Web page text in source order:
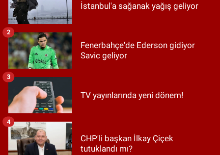
İstanbul'a sağanak yağış geliyor
Fenerbahçe'de Ederson gidiyor
Savic geliyor
2
TV yayınlarında yeni dönem!
3
CHP'li başkan İlkay Çiçek
tutuklandı mı?
4